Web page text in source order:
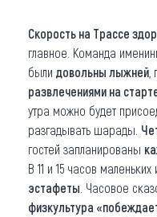
Скорость на Трассе
главное. Команда
были довольны лыжней
развлечениями на
утра можно будет
разгадывать шарады.
гостей запланированы
В 11 и 15 часов
эстафеты . Часовое
физкультура